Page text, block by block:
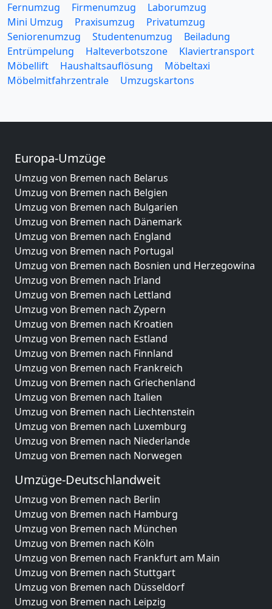
Fernumzug
Firmenumzug
Laborumzug
Mini Umzug
Praxisumzug
Privatumzug
Seniorenumzug
Studentenumzug
Beiladung
Entrümpelung
Halteverbotszone
Klaviertransport
Möbellift
Haushaltsauflösung
Möbeltaxi
Möbelmitfahrzentrale
Umzugskartons
Europa-Umzüge
Umzug von Bremen nach Belarus
Umzug von Bremen nach Belgien
Umzug von Bremen nach Bulgarien
Umzug von Bremen nach Dänemark
Umzug von Bremen nach England
Umzug von Bremen nach Portugal
Umzug von Bremen nach Bosnien und Herzegowina
Umzug von Bremen nach Irland
Umzug von Bremen nach Lettland
Umzug von Bremen nach Zypern
Umzug von Bremen nach Kroatien
Umzug von Bremen nach Estland
Umzug von Bremen nach Finnland
Umzug von Bremen nach Frankreich
Umzug von Bremen nach Griechenland
Umzug von Bremen nach Italien
Umzug von Bremen nach Liechtenstein
Umzug von Bremen nach Luxemburg
Umzug von Bremen nach Niederlande
Umzug von Bremen nach Norwegen
Umzüge-Deutschlandweit
Umzug von Bremen nach Berlin
Umzug von Bremen nach Hamburg
Umzug von Bremen nach München
Umzug von Bremen nach Köln
Umzug von Bremen nach Frankfurt am Main
Umzug von Bremen nach Stuttgart
Umzug von Bremen nach Düsseldorf
Umzug von Bremen nach Leipzig